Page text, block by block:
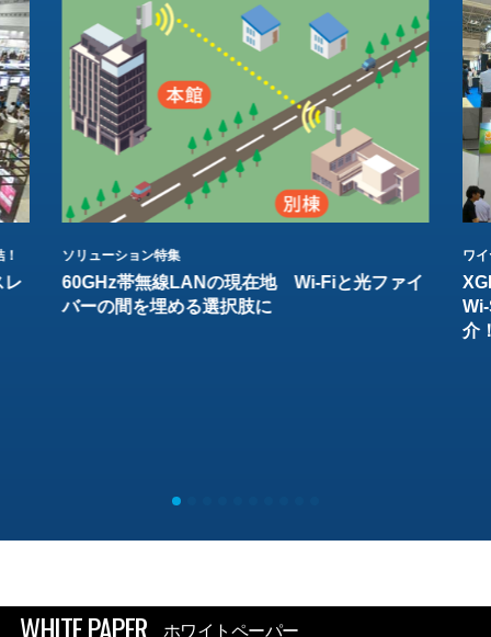
レ
ソリューション特集
60GHz帯無線LANの現在地 Wi-Fiと光ファイ
バーの間を埋める選択肢に
ワ
介
ホワイトペーパー